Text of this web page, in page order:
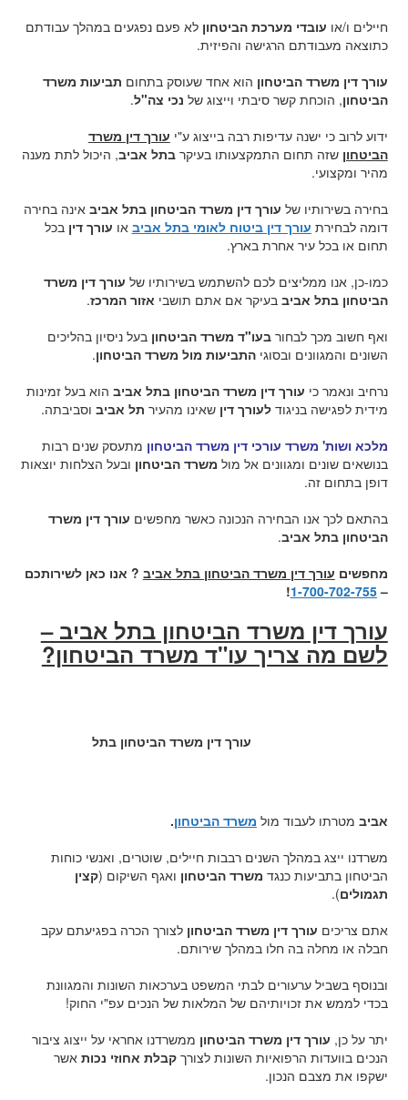
חיילים ו/או עובדי מערכת הביטחון לא פעם נפגעים במהלך עבודתם
כתוצאה מעבודתם הרגישה והפיזית.
עורך דין משרד הביטחון הוא אחד שעוסק בתחום תביעות משרד
הביטחון, הוכחת קשר סיבתי וייצוג של נכי צה"ל.
ידוע לרוב כי ישנה עדיפות רבה בייצוג ע"י עורך דין משרד
הביטחון שזה תחום התמקצעותו בעיקרבתל אביב, היכול לתת מענה
מהיר ומקצועי.
בחירה בשירותיו של עורך דין משרד הביטחון בתל אביב אינה בחירה
דומה לבחירת עורך דין ביטוח לאומי בתל אביב או עורך דין בכל
תחום או בכל עיר אחרת בארץ.
כמו-כן, אנו ממליצים לכם להשתמש בשירותיו של עורך דין משרד
הביטחון בתל אביב בעיקר אם אתם תושבי אזור המרכז.
ואף חשוב מכך לבחורבעו"ד משרד הביטחון בעל ניסיון בהליכים
השונים והמגוונים ובסוגיהתביעות מול משרד הביטחון.
נרחיב ונאמר כי עורך דין משרד הביטחון בתל אביב הוא בעל זמינות
מידית לפגישה בניגודלעורך דין שאינו מהעיר תל אביב וסביבתה.
מלכא ושות' משרד עורכי דין משרד הביטחון מתעסק שנים רבות
בנושאים שונים ומגוונים אל מול משרד הביטחון ובעל הצלחות יוצאות
דופן בתחום זה.
בהתאם לכך אנו הבחירה הנכונה כאשר מחפשים עורך דין משרד
הביטחון בתל אביב.
מחפשים עורך דין משרד הביטחון בתל אביב ? אנו כאן לשירותכם
–
1-700-702-755
!
עורך דין משרד הביטחון בתל אביב –
לשם מה צריך עו"ד משרד הביטחון?
עורך דין משרד הביטחון בתל
אביב מטרתו לעבוד מול משרד הביטחון.
משרדנו ייצג במהלך השנים רבבות חיילים, שוטרים, ואנשי כוחות
הביטחון בתביעות כנגד משרד הביטחון ואגף השיקום (קצין
תגמולים).
אתם צריכים עורך דין משרד הביטחון לצורך הכרה בפגיעתם עקב
חבלה או מחלה בה חלו במהלך שירותם.
ובנוסף בשביל ערעורים לבתי המשפט בערכאות השונות והמגוונת
בכדי לממש את זכויותיהם של המלאות של הנכים עפ"י החוק!
יתר על כן, עורך דין משרד הביטחון ממשרדנו אחראי על ייצוג ציבור
הנכים בוועדות הרפואיות השונות לצורךקבלת אחוזי נכותאשר
ישקפו את מצבם הנכון.